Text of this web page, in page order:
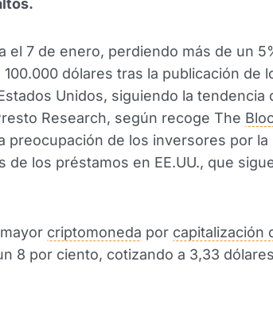
el 7 de enero, perdiendo más de un
dólares tras la publicación de
Unidos, siguiendo la tendencia
Research, según recoge The
preocupación de los inversores por la
los préstamos en EE.UU., que
criptomoneda por capitalización
8 por ciento, cotizando a 3,33 dólares